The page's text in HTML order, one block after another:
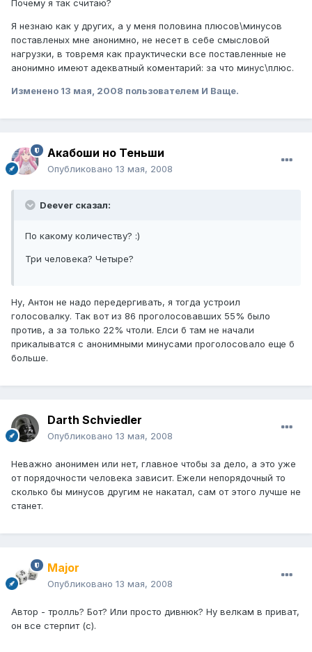
Почему я так считаю?
Я незнаю как у других, а у меня половина плюсов\минусов
поставленых мне анонимно, не несет в себе смысловой
нагрузки, в товремя как прауктически все поставленные не
анонимно имеют адекватный коментарий: за что минус\плюс.
Изменено 13 мая, 2008 пользователем И Ваще.
Акабоши но Теньши
Опубликовано 13 мая, 2008
Deever сказал:
По какому количеству? :)
Три человека? Четыре?
Ну, Антон не надо передергивать, я тогда устроил
голосовалку. Так вот из 86 проголосовавших 55% было
против, а за только 22% чтоли. Елси б там не начали
прикалыватся с анонимными минусами проголосовало еще б
больше.
Darth Schviedler
Опубликовано 13 мая, 2008
Неважно анонимен или нет, главное чтобы за дело, а это уже
от порядочности человека зависит. Ежели непорядочный то
сколько бы минусов другим не накатал, сам от этого лучше не
станет.
Major
Опубликовано 13 мая, 2008
Автор - тролль? Бот? Или просто дивнюк? Ну велкам в приват,
он все стерпит (с).